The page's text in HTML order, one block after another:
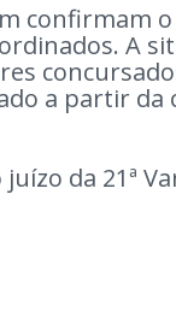
confirmam
A
a partir da
da 21ª